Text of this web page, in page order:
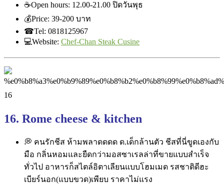
☕Open hours: 12.00-21.00 ปิดวันพุธ
💰Price: ‎39-200 บาท
☎Tel: 0818125967
💻Website: Chef-Chan Steak Cusine
16. Rome cheese & kitchen
💭 คนรักชีส ห้ามพลาดดดด ด.เด็กล้านตัว ชีสที่นี่ขูดเองกับ
มือ กลิ่นหอมและยืดกว่ามอสซาเรลล่าที่ขายแบบสำเร็จ
ทั่วไป อาหารก็สไตล์อิตาเลียนแบบโฮมเมด รสชาติดีฮะ
เบียร์นอก(แบบขวด)เพียบ ราคาไม่แรง